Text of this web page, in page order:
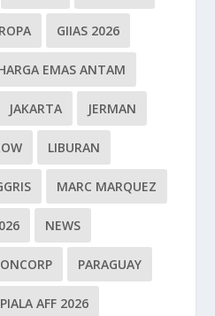
GIIAS 2026
EMAS ANTAM
JAKARTA JERMAN
LIBURAN
MARC MARQUEZ
NEWS
PARAGUAY
PIALA AFF 2026